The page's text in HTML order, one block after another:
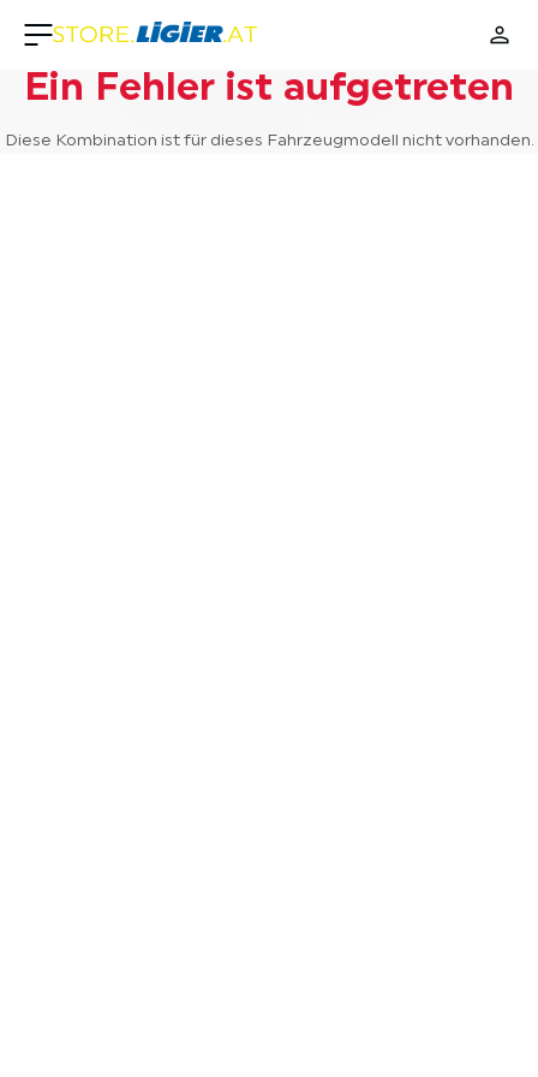
Ein Fehler ist aufgetreten
Diese Kombination ist für dieses Fahrzeugmodell nicht vorhanden.